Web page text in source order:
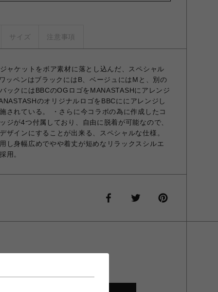
サイズ 注意事項
ャケットをボア素材に落とし込んだ、スペシャル
ッペンはブラックにはB、ベージュにはMと、別の
ックにはBBCのOGロゴをMANASTASHにアレンジ
のオリジナルロゴをBBCににアレンジし
されている。 ・さらに今コラボの為に作成したコ
ジが4つ付属しており、自由に脱着が可能なので、
ザインにすることが出来る、スペシャルな仕様。
し身幅広めでやや着丈が短めなリラックスシルエ
用。